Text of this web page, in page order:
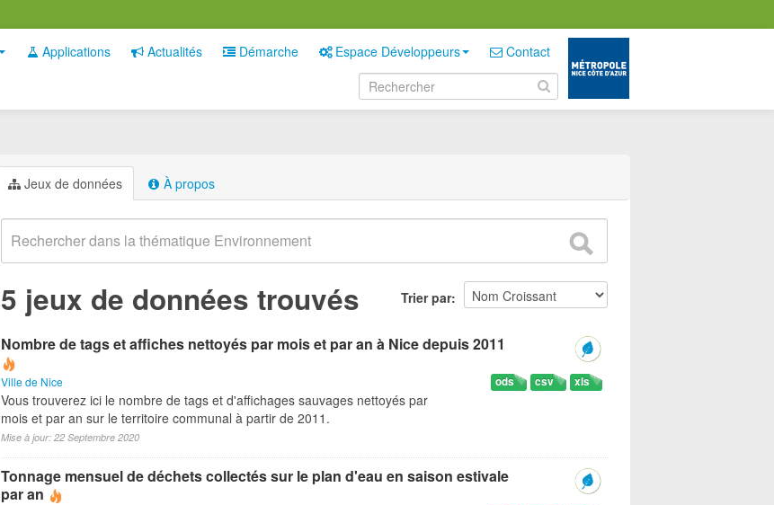
Applications Actualités Démarche Espace Développeurs Contact
Jeux de données À propos
Trier par
5 jeux de données trouvés
Nombre de tags et affiches nettoyés par mois et par an à Nice depuis 2011
Ville de Nice xls
csv
ods
Vous trouverez ici le nombre de tags et d'affichages sauvages nettoyés par
mois et par an sur le territoire communal à partir de 2011.
Mise à jour: 22 Septembre 2020
Tonnage mensuel de déchets collectés sur le plan d'eau en saison estivale
par an